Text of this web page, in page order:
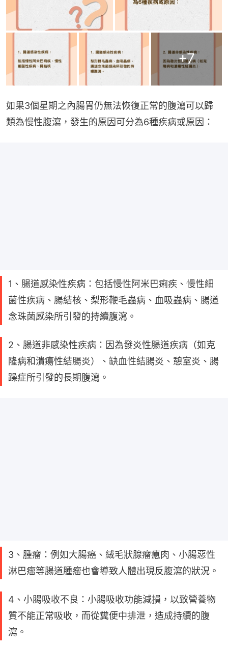
+7
如果3個星期之內腸胃仍無法恢復正常的腹瀉可以歸
類為慢性腹瀉，發生的原因可分為6種疾病或原因：
1、腸道感染性疾病：包括慢性阿米巴痢疾、慢性細
菌性疾病、腸結核、梨形鞭毛蟲病、血吸蟲病、腸道
念珠菌感染所引發的持續腹瀉。
2、腸道非感染性疾病：因為發炎性腸道疾病（如克
隆病和潰瘍性結腸炎）、缺血性結腸炎、憩室炎、腸
躁症所引發的長期腹瀉。
3、腫瘤：例如大腸癌、絨毛狀腺瘤瘜肉、小腸惡性
淋巴瘤等腸道腫瘤也會導致人體出現反腹瀉的狀況。
4、小腸吸收不良：小腸吸收功能減損，以致營養物
質不能正常吸收，而從糞便中排泄，造成持續的腹
瀉。